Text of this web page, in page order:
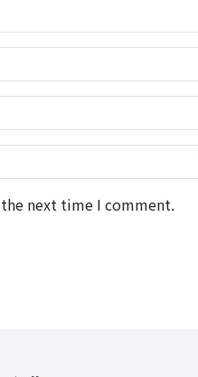
next time I comment.